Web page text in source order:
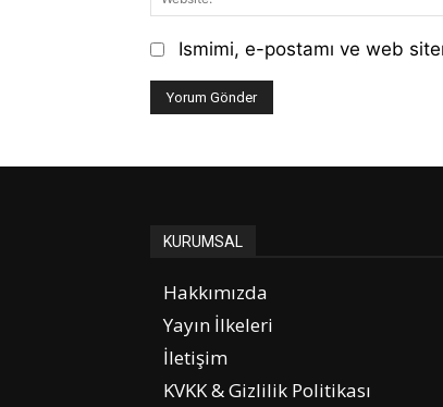
Ismimi, e-postamı ve web
KURUMSAL
Hakkımızda
Yayın İlkeleri
İletişim
KVKK & Gizlilik Politikası